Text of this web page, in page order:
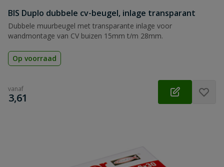
BIS Duplo dubbele cv-beugel, inlage transparant
Dubbele muurbeugel met transparante inlage voor
wandmontage van CV buizen 15mm t/m 28mm.
Op voorraad
vanaf
€
3,61